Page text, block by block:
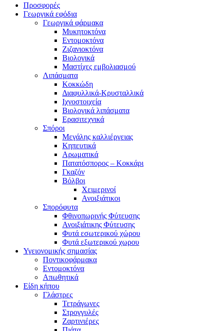
Προσφορές
Γεωργικά εφόδια
Γεωργικά φάρμακα
Μυκητοκτόνα
Εντομοκτόνα
Ζιζανιοκτόνα
Βιολογικά
Μαστίχες εμβολιασμού
Λιπάσματα
Κοκκώδη
Διαφυλλικά-Κρυσταλλικά
Ιχνοστοιχεία
Βιολογικά λιπάσματα
Ερασιτεχνικά
Σπόροι
Μεγάλης καλλιέργειας
Κηπευτικά
Αρωματικά
Πατατόσπορος – Κοκκάρι
Γκαζόν
Βόλβοι
Χειμερινοί
Ανοιξιάτικοι
Σπορόφυτα
Φθινοπωρινής Φύτευσης
Ανοιξιάτικης Φύτευσης
Φυτά εσωτερικού χώρου
Φυτά εξωτερικού χωρου
Υγειονομικής σημασίας
Ποντικοφάρμακα
Εντομοκτόνα
Απωθητικά
Είδη κήπου
Γλάστρες
Τετράγωνες
Στρογγυλές
Ζαρτινιέρες